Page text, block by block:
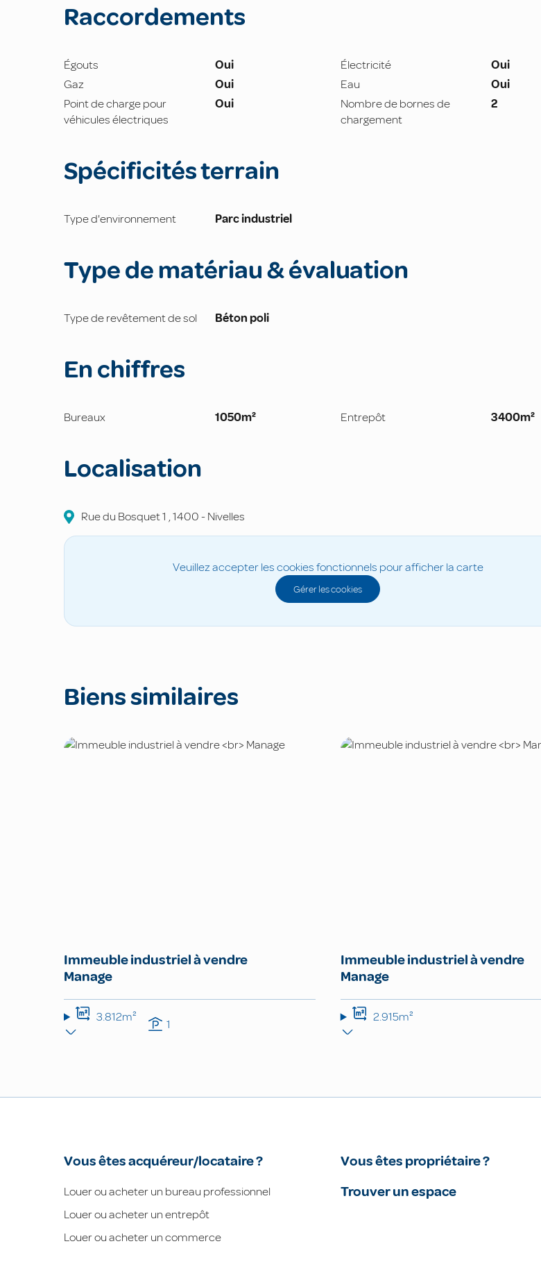
Raccordements
Égouts Oui Électricité
Oui
Gaz
Oui Eau
Oui
Point de charge pour
véhicules électriques
Oui
Nombre de bornes de
chargement
2
Spécificités terrain
Type d'environnement Parc industriel
Type de matériau & évaluation
Type de revêtement de sol Béton poli
En chiffres
Bureaux 1050m² Entrepôt 3400m²
Localisation
Rue du Bosquet1 ,1400-Nivelles
Veuillez accepter les cookies fonctionnels pour afficher la carte
Gérer les cookies
Biens similaires
Immeuble industriel à vendre
Manage
3.812m² 1
Immeuble industriel à vendre
Manage
2.915m²
Vous êtes acquéreur/locataire ?
Louer ou acheter un bureau professionnel
Louer ou acheter un entrepôt
Louer ou acheter un commerce
Vous êtes propriétaire ?
Trouver un espace